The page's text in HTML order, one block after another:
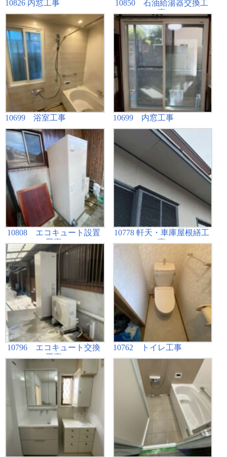
10826 内窓工事
10850 石油給湯器交換工
事
10699 浴室工事 10699 内窓工事
10808 エコキュート設置
工事
10778 軒天・車庫屋根繕工
事
10796 エコキュート交換
工事
10762 トイレ工事